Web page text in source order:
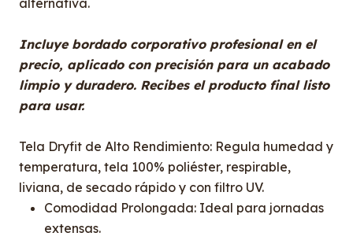
alternativa.
Incluye bordado corporativo profesional en el
precio, aplicado con precisión para un acabado
limpio y duradero. Recibes el producto final listo
para usar.
Tela Dryfit de Alto Rendimiento: Regula humedad y
temperatura, tela 100% poliéster, respirable,
liviana, de secado rápido y con filtro UV.
Comodidad Prolongada: Ideal para jornadas
extensas.